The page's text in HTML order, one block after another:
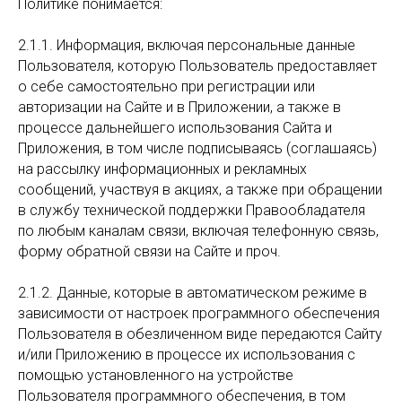
Политике понимается:
2.1.1. Информация, включая персональные данные
Пользователя, которую Пользователь предоставляет
о себе самостоятельно при регистрации или
авторизации на Сайте и в Приложении, а также в
процессе дальнейшего использования Сайта и
Приложения, в том числе подписываясь (соглашаясь)
на рассылку информационных и рекламных
сообщений, участвуя в акциях, а также при обращении
в службу технической поддержки Правообладателя
по любым каналам связи, включая телефонную связь,
форму обратной связи на Сайте и проч.
2.1.2. Данные, которые в автоматическом режиме в
зависимости от настроек программного обеспечения
Пользователя в обезличенном виде передаются Сайту
и/или Приложению в процессе их использования с
помощью установленного на устройстве
Пользователя программного обеспечения, в том